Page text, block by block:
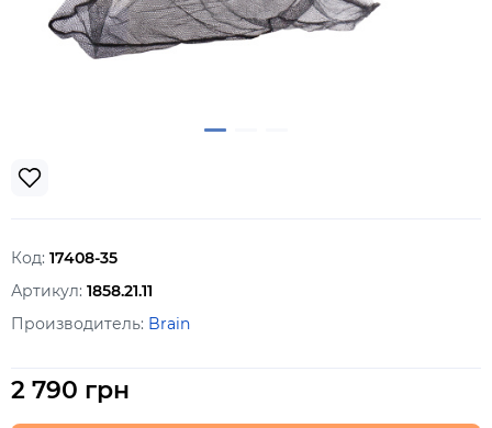
Код: 17408-35
Артикул: 1858.21.11
Производитель: Brain
2 790 грн